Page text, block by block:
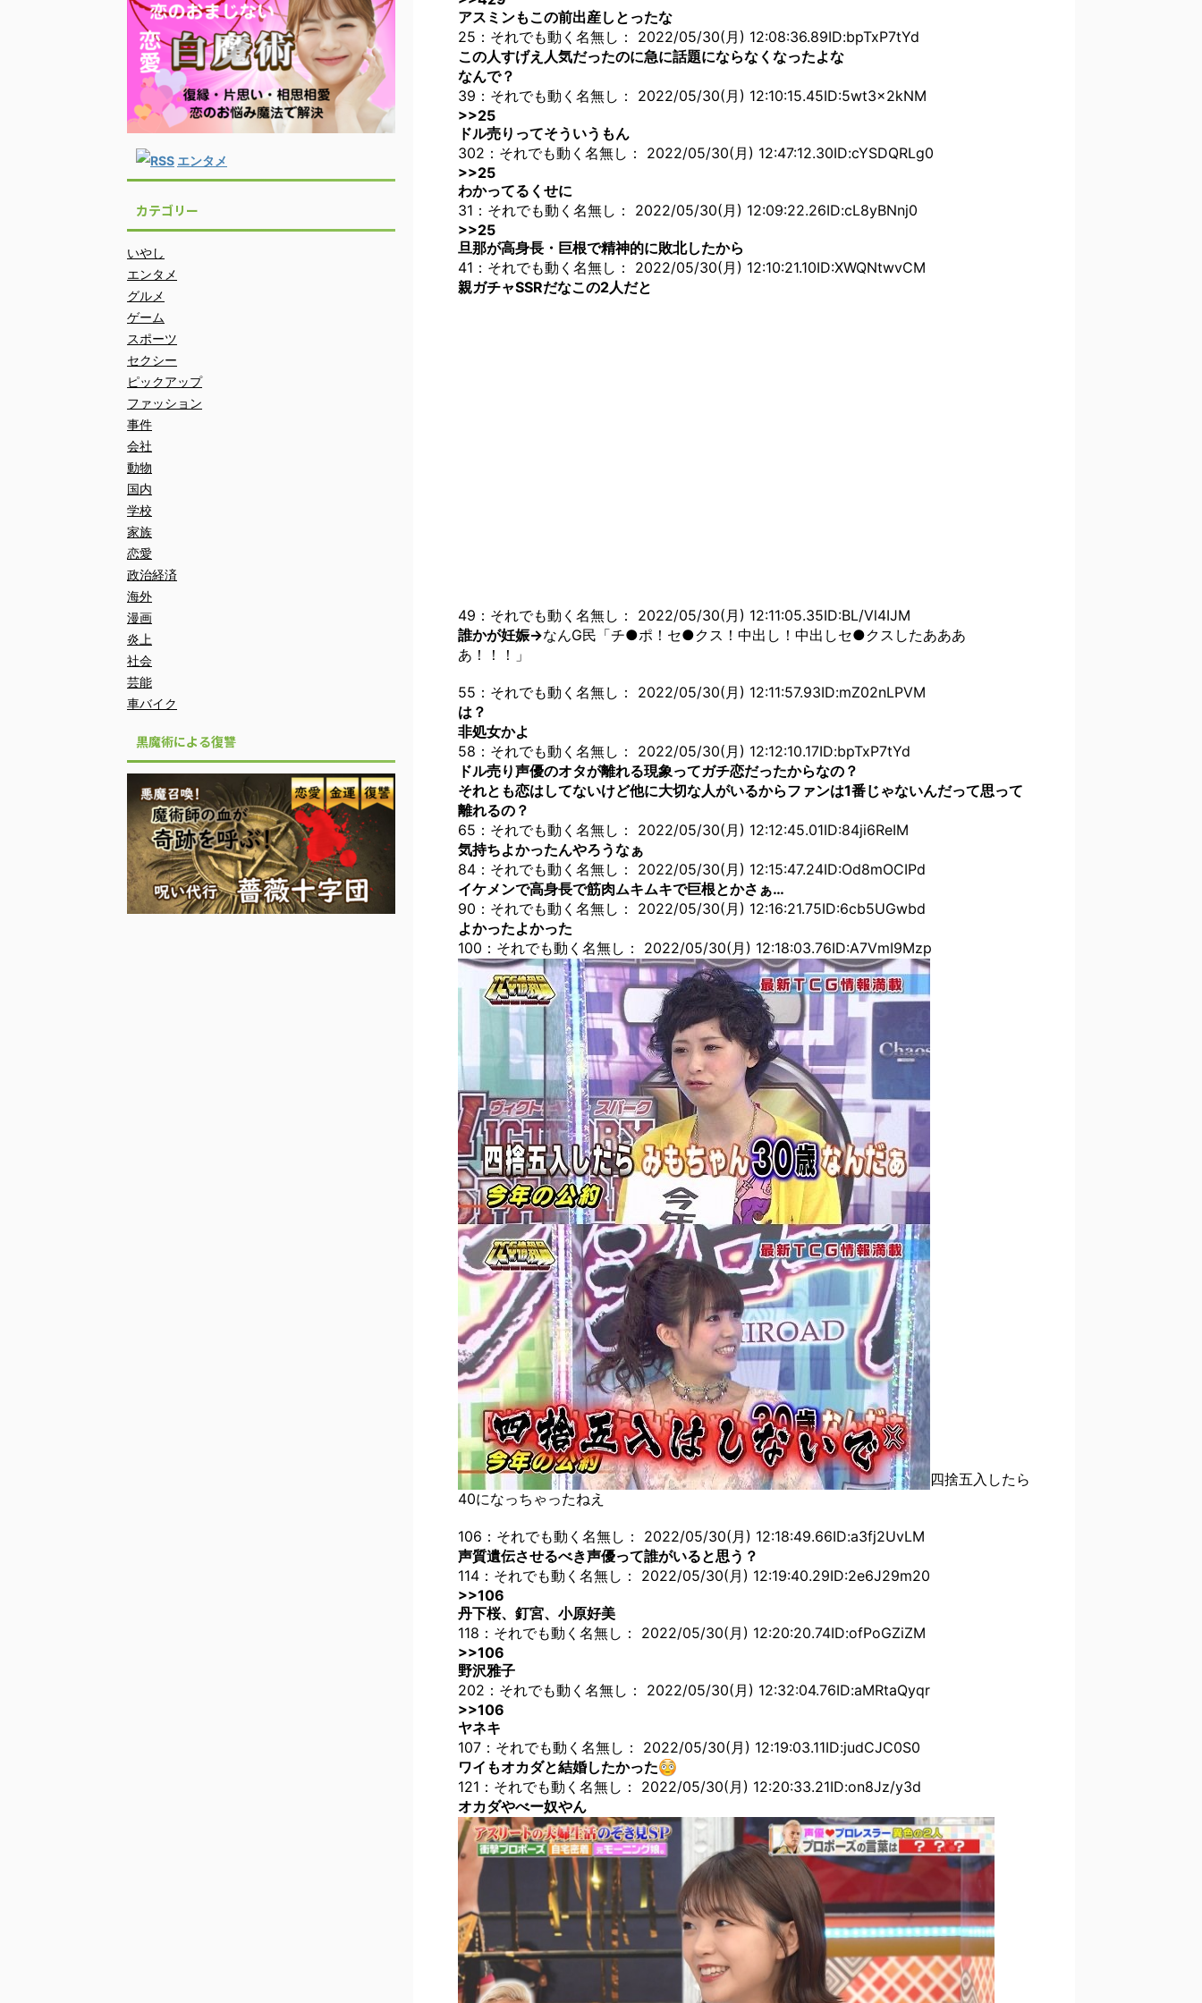
アスミンもこの前出産しとったな
25：それでも動く名無し： 2022/05/30(月) 12:08:36.89ID:bpTxP7tYd
この人すげえ人気だったのに急に話題にならなくなったよな
なんで？
39：それでも動く名無し： 2022/05/30(月) 12:10:15.45ID:5wt3x2kNM
>>25
ドル売りってそういうもん
302：それでも動く名無し： 2022/05/30(月) 12:47:12.30ID:cYSDQRLg0
>>25
わかってるくせに
31：それでも動く名無し： 2022/05/30(月) 12:09:22.26ID:cL8yBNnj0
>>25
旦那が高身長・巨根で精神的に敗北したから
41：それでも動く名無し： 2022/05/30(月) 12:10:21.10ID:XWQNtwvCM
親ガチャSSRだなこの2人だと
49：それでも動く名無し： 2022/05/30(月) 12:11:05.35ID:BL/Vl4IJM
誰かが妊娠→なんG民「チ●ポ！セ●クス！中出し！中出しセ●クスしたあああ
あ！！！」
55：それでも動く名無し： 2022/05/30(月) 12:11:57.93ID:mZ02nLPVM
は？
非処女かよ
58：それでも動く名無し： 2022/05/30(月) 12:12:10.17ID:bpTxP7tYd
ドル売り声優のオタが離れる現象ってガチ恋だったからなの？
それとも恋はしてないけど他に大切な人がいるからファンは1番じゃないんだって思って
離れるの？
65：それでも動く名無し： 2022/05/30(月) 12:12:45.01ID:84ji6ReIM
気持ちよかったんやろうなぁ
84：それでも動く名無し： 2022/05/30(月) 12:15:47.24ID:Od8mOCIPd
イケメンで高身長で筋肉ムキムキで巨根とかさぁ…
90：それでも動く名無し： 2022/05/30(月) 12:16:21.75ID:6cb5UGwbd
よかったよかった
100：それでも動く名無し： 2022/05/30(月) 12:18:03.76ID:A7VmI9Mzp
四捨五入したら
40になっちゃったねえ
106：それでも動く名無し： 2022/05/30(月) 12:18:49.66ID:a3fj2UvLM
声質遺伝させるべき声優って誰がいると思う？
114：それでも動く名無し： 2022/05/30(月) 12:19:40.29ID:2e6J29m20
>>106
丹下桜、釘宮、小原好美
118：それでも動く名無し： 2022/05/30(月) 12:20:20.74ID:ofPoGZiZM
>>106
野沢雅子
202：それでも動く名無し： 2022/05/30(月) 12:32:04.76ID:aMRtaQyqr
>>106
ヤネキ
107：それでも動く名無し： 2022/05/30(月) 12:19:03.11ID:judCJC0S0
ワイもオカダと結婚したかった
121：それでも動く名無し： 2022/05/30(月) 12:20:33.21ID:on8Jz/y3d
オカダやべー奴やん
エンタメ
カテゴリー
いやし
エンタメ
グルメ
ゲーム
スポーツ
セクシー
ピックアップ
ファッション
事件
会社
動物
国内
学校
家族
恋愛
政治経済
海外
漫画
炎上
社会
芸能
車バイク
黒魔術による復讐